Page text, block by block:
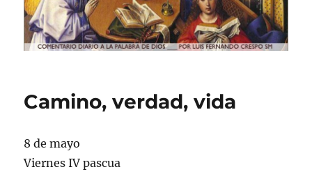
Camino, verdad, vida
8 de mayo
Viernes IV pascua